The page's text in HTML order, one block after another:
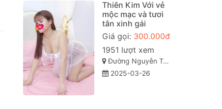
Thiên Kim Với vẻ
mộc mạc và tươi
tắn xinh gái
Giá gọi: 300.000đ
1951 lượt xem
Đường Nguyễn Tất Thành, Thanh Khê, Hải Châu, Đà Nẵng
2025-03-26